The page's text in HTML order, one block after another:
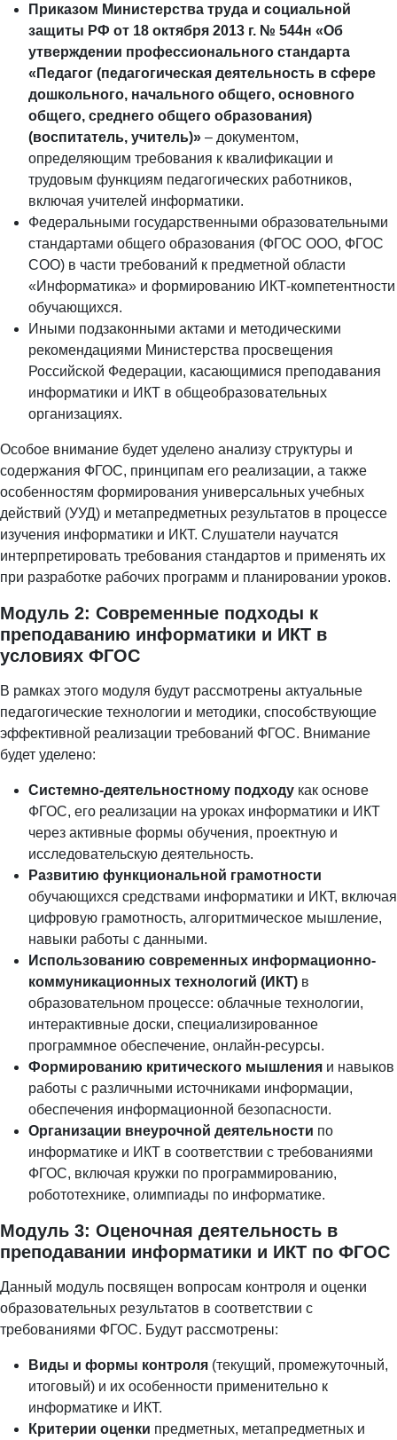
Приказом Министерства труда и социальной
защиты РФ от 18 октября 2013 г. № 544н «Об
утверждении профессионального стандарта
«Педагог (педагогическая деятельность в сфере
дошкольного, начального общего, основного
общего, среднего общего образования)
(воспитатель, учитель)» – документом,
определяющим требования к квалификации и
трудовым функциям педагогических работников,
включая учителей информатики.
Федеральными государственными образовательными
стандартами общего образования (ФГОС ООО, ФГОС
СОО) в части требований к предметной области
«Информатика» и формированию ИКТ-компетентности
обучающихся.
Иными подзаконными актами и методическими
рекомендациями Министерства просвещения
Российской Федерации, касающимися преподавания
информатики и ИКТ в общеобразовательных
организациях.
Особое внимание будет уделено анализу структуры и
содержания ФГОС, принципам его реализации, а также
особенностям формирования универсальных учебных
действий (УУД) и метапредметных результатов в процессе
изучения информатики и ИКТ. Слушатели научатся
интерпретировать требования стандартов и применять их
при разработке рабочих программ и планировании уроков.
Модуль 2: Современные подходы к
преподаванию информатики и ИКТ в
условиях ФГОС
В рамках этого модуля будут рассмотрены актуальные
педагогические технологии и методики, способствующие
эффективной реализации требований ФГОС. Внимание
будет уделено:
Системно-деятельностному подходу как основе
ФГОС, его реализации на уроках информатики и ИКТ
через активные формы обучения, проектную и
исследовательскую деятельность.
Развитию функциональной грамотности
обучающихся средствами информатики и ИКТ, включая
цифровую грамотность, алгоритмическое мышление,
навыки работы с данными.
Использованию современных информационно-
коммуникационных технологий (ИКТ) в
образовательном процессе: облачные технологии,
интерактивные доски, специализированное
программное обеспечение, онлайн-ресурсы.
Формированию критического мышления и навыков
работы с различными источниками информации,
обеспечения информационной безопасности.
Организации внеурочной деятельности по
информатике и ИКТ в соответствии с требованиями
ФГОС, включая кружки по программированию,
робототехнике, олимпиады по информатике.
Модуль 3: Оценочная деятельность в
преподавании информатики и ИКТ по ФГОС
Данный модуль посвящен вопросам контроля и оценки
образовательных результатов в соответствии с
требованиями ФГОС. Будут рассмотрены:
Виды и формы контроля (текущий, промежуточный,
итоговый) и их особенности применительно к
информатике и ИКТ.
Критерии оценки предметных, метапредметных и